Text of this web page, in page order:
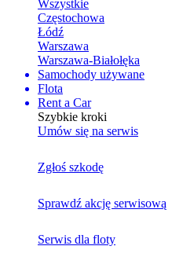
Wszystkie
Częstochowa
Łódź
Warszawa
Warszawa-Białołęka
Samochody używane
Flota
Rent a Car
Szybkie kroki
Umów się na serwis
Zgłoś szkodę
Sprawdź akcję serwisową
Serwis dla floty